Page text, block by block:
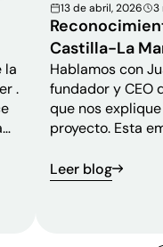
la
.
13 de abril, 2026 3
Castilla-La
Hablamos con
fundador y CEO
que nos
proyecto. Esta
civil, y está muy
estructuración y
Leer blog